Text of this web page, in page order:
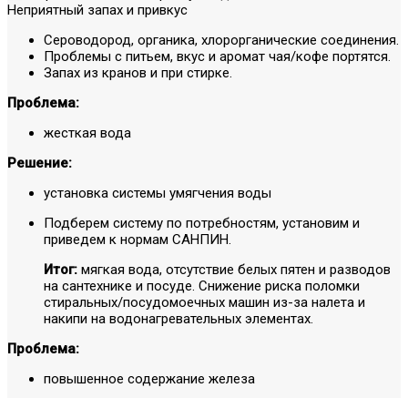
Неприятный запах и привкус
Сероводород, органика, хлорорганические соединения.
Проблемы с питьем, вкус и аромат чая/кофе портятся.
Запах из кранов и при стирке.
Проблема:
жесткая вода
Решение:
установка системы умягчения воды
Подберем систему по потребностям, установим и
приведем к нормам САНПИН.
Итог: мягкая вода, отсутствие белых пятен и разводов
на сантехнике и посуде. Снижение риска поломки
стиральных/посудомоечных машин из-за налета и
накипи на водонагревательных элементах.
Проблема:
повышенное содержание железа